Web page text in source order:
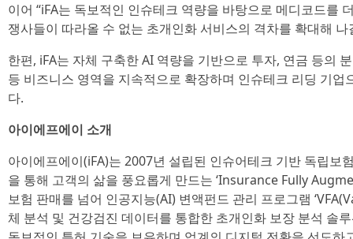
이어 “iFA는 독보적인 인슈테크 역량을 바탕으로 메디코드를
쟁사들이 따라올 수 없는 초개인화 서비스의 격차를 확대해
한편, iFA는 자체 구축한 AI 역량을 기반으로 투자, 연금 등의
등 비즈니스 영역을 지속적으로 확장하며 인슈테크 리딩 기
다.
아이에프에이 소개
아이에프에이(iFA)는 2007년 설립된 인슈어테크 기반 독립보
을 통해 고객의 삶을 풍요롭게 만드는 ‘Insurance Fully
보험 판매를 넘어 인공지능(AI) 변액펀드 관리 프로그램
체 분석 및 건강검진 데이터를 통합한 초개인화 보장 분석 솔